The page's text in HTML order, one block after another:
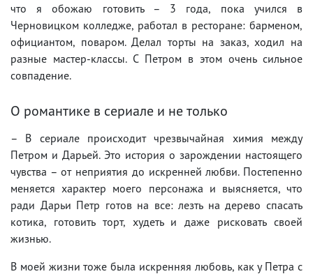
что я обожаю готовить – 3 года, пока учился в
Черновицком колледже, работал в ресторане: барменом,
официантом, поваром. Делал торты на заказ, ходил на
разные мастер-классы. С Петром в этом очень сильное
совпадение.
О романтике в сериале и не только
– В сериале происходит чрезвычайная химия между
Петром и Дарьей. Это история о зарождении настоящего
чувства – от неприятия до искренней любви. Постепенно
меняется характер моего персонажа и выясняется, что
ради Дарьи Петр готов на все: лезть на дерево спасать
котика, готовить торт, худеть и даже рисковать своей
жизнью.
В моей жизни тоже была искренняя любовь, как у Петра с